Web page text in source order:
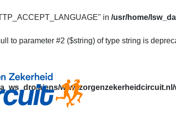
in /usr/home/
to parameter #2 ($string) of type string is
aiens/